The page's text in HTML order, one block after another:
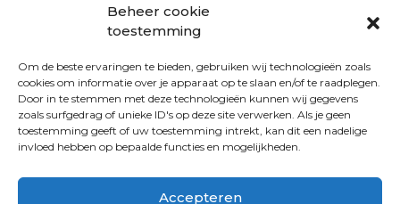
Beheer cookie
toestemming
Om de beste ervaringen te bieden, gebruiken wij technologieën zoals
cookies om informatie over je apparaat op te slaan en/of te raadplegen.
Door in te stemmen met deze technologieën kunnen wij gegevens
zoals surfgedrag of unieke ID's op deze site verwerken. Als je geen
toestemming geeft of uw toestemming intrekt, kan dit een nadelige
invloed hebben op bepaalde functies en mogelijkheden.
Accepteren
Meest gestelde vragen
Contact
Algemene voorwaarden
Retourneren
Klachten
Privacy policy